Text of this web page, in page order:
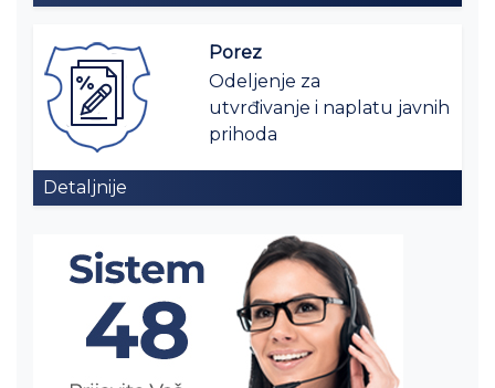
Porez
Odeljenje za
utvrđivanje i naplatu javnih
prihoda
Detaljnije